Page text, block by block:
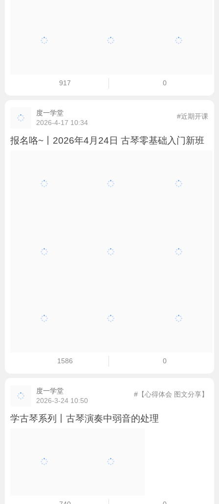
917 0
度一学堂
2026-4-17 10:34
#近期开课
报名咯~丨2026年4月24日 古琴零基础入门新班
1586 0
度一学堂
2026-3-24 10:50
#【心得体会 图文分享】
学古琴系列丨古琴演奏中弱音的处理